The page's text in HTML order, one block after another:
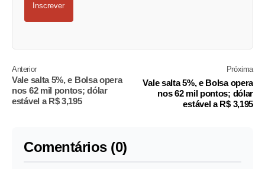
Inscrever
Anterior
Vale salta 5%, e Bolsa opera
nos 62 mil pontos; dólar
estável a R$ 3,195
Próxima
Vale salta 5%, e Bolsa opera
nos 62 mil pontos; dólar
estável a R$ 3,195
Comentários (0)